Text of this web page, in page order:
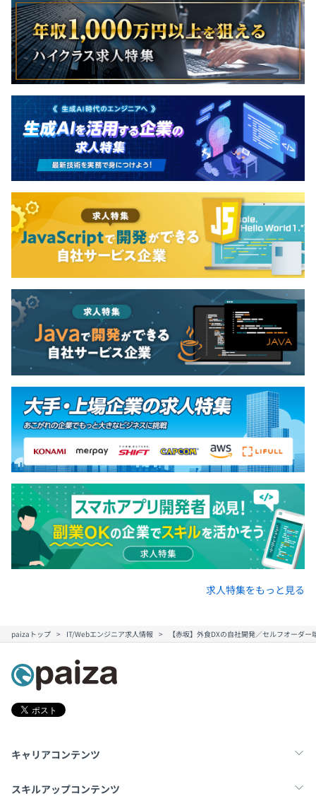
求人特集をもっと見る
paizaトップ IT/Webエンジニア求人情報 【赤坂】外食DXの自社開発／セルフオーダ
キャリアコンテンツ
転職・キャリア
スキルアップコンテンツ